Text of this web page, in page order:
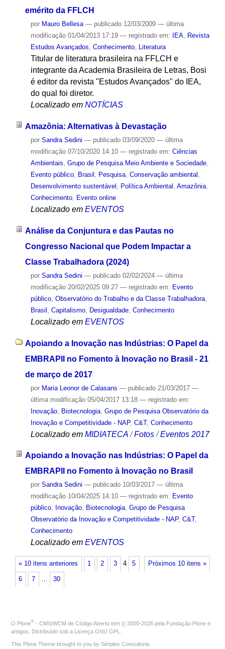
emérito da FFLCH
por Mauro Bellesa — publicado12/03/2009 — última
modificação01/04/2013 17:19 — registrado em: IEA, Revista
Estudos Avançados, Conhecimento, Literatura
Titular de literatura brasileira na FFLCH e
integrante da Academia Brasileira de Letras, Bosi
é editor da revista "Estudos Avançados" do IEA,
do qual foi diretor.
Localizado em NOTÍCIAS
Amazônia: Alternativas à Devastação
por Sandra Sedini — publicado03/09/2020 — última
modificação07/10/2020 14:10 — registrado em: Ciências
Ambientais, Grupo de Pesquisa Meio Ambiente e Sociedade,
Evento público, Brasil , Pesquisa, Conservação ambiental ,
Desenvolvimento sustentável , Política Ambiental , Amazônia,
Conhecimento, Evento online
Localizado em EVENTOS
Análise da Conjuntura e das Pautas no
Congresso Nacional que Podem Impactar a
Classe Trabalhadora (2024)
por Sandra Sedini — publicado02/02/2024 — última
modificação20/02/2025 09:27 — registrado em: Evento
público, Observatório do Trabalho e da Classe Trabalhadora,
Brasil
Capitalismo, Desigualdade, Conhecimento
Localizado em EVENTOS
Apoiando a Inovação nas Indústrias: O Papel da
EMBRAPII no Fomento à Inovação no Brasil - 21
de março de 2017
por Maria Leonor de Calasans — publicado21/03/2017 —
última modificação05/04/2017 13:18 — registrado em:
Inovação, Biotecnologia, Grupo de Pesquisa Observatório da
Inovação e Competitividade - NAP, C&T, Conhecimento
Localizado em MIDIATECA /Fotos /Eventos 2017
Apoiando a Inovação nas Indústrias: O Papel da
EMBRAPII no Fomento à Inovação no Brasil
por Sandra Sedini — publicado10/03/2017 — última
modificação10/04/2025 14:10 — registrado em: Evento
público, Inovação, Biotecnologia, Grupo de Pesquisa
Observatório da Inovação e Competitividade - NAP, C&T,
Conhecimento
Localizado em EVENTOS
« 10 itens anteriores Próximos 10 itens »
1 2 3 4 5
6 7 … 30
O Plone® - CMS/WCM de Código Aberto tem © 2000-2026 pela Fundação Plone e
amigos. Distribuído sob a Licença GNU GPL
This Plone Theme brought to you by Simples Consultoria